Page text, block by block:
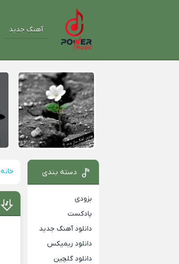
آهنگ جدید
خانه دسته بندی
بزودی
پادکست
دانلود آهنگ جدید
دانلود ریمیکس
دانلود گلچین